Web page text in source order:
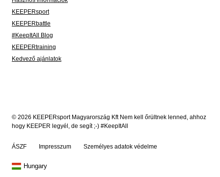
KEEPERsport
KEEPERbattle
#KeepItAll Blog
KEEPERtraining
Kedvező ajánlatok
© 2026 KEEPERsport Magyarország Kft Nem kell őrültnek lenned, ahhoz
hogy KEEPER legyél, de segít ;-) #KeepItAll
ÁSZF Impresszum Személyes adatok védelme
Hungary